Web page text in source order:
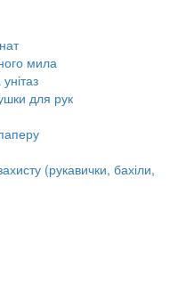
мила
для рук
(рукавички, бахіли,